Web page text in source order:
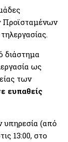
Προϊσταμένων
διάστημα
ως
των
ευπαθείς
υπηρεσία (από
13:00, στο